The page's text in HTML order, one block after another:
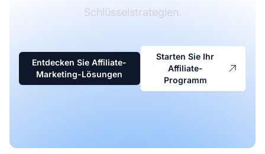
Schlüsselstrategien.
Entdecken Sie Affiliate-
Marketing-Lösungen
Starten Sie Ihr
Affiliate-
Programm